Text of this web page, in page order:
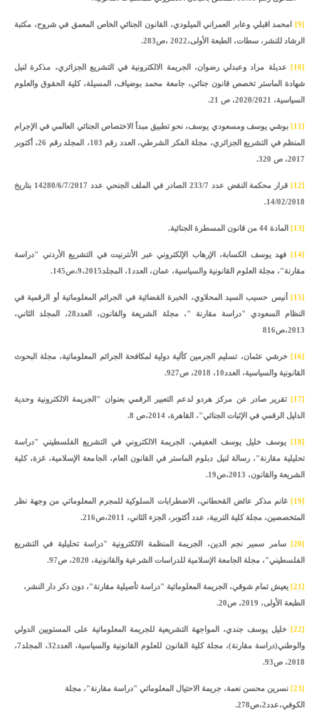
[9] امحمد اقبلي وعابر العمراني الميلودي، القانون الجنائي الخاص المعمق في شروح، مكتبة
الرشاد للنشر، سطات، الطبعة الأولى،2022 ،ص283.
[10] عديلة مراد وعبدلي رضوان، الجريمة الالكترونية في التشريع الجزائري، مذكرة لنيل
شهادة الماستر تخصص قانون جنائي، جامعة محمد بوضياف، المسيلة، كلية الحقوق والعلوم
السياسية، 2020/2021، ص 21.
[11] بوشي يوسف ومسعودي يوسف، نحو تطبيق مبدأ الاختصاص الجنائي العالمي في الإجرام
المنظم في التشريع الجزائري، مجلة الفكر الشرطي، العدد رقم 103، المجلد رقم 26، أكتوبر
2017، ص 320.
[12] قرار محكمة النقض عدد 233/7 الصادر في الملف الجنحي عدد 14280/6/7/2017 بتاريخ
14/02/2018.
[13] المادة 44 من قانون المسطرة الجنائية.
[14] فهد يوسف الكسابة، الإرهاب الإلكتروني عبر الأنترنيت في التشريع الأردني "دراسة
مقارنة"، مجلة العلوم القانونية والسياسية، عمان، العدد1، المجلد9،2015،ص145.
[15] أنيس حسيب السيد المحلاوي، الخبرة القضائية في الجرائم المعلوماتية أو الرقمية في
النظام السعودي "دراسة مقارنة "، مجلة الشريعة والقانون، العدد28، المجلد الثاني،
2013،ص816
[16] خرشي عثمان، تسليم الجرمين كألية دولية لمكافحة الجرائم المعلوماتية، مجلة البحوث
القانونية والسياسية، العدد10، 2018، ص927.
[17] تقرير صادر عن مركز هردو لدعم التعبير الرقمي بعنوان "الجريمة الالكترونية وحدية
الدليل الرقمي في الإثبات الجنائي"، القاهرة، 2014،ص 8.
[18] يوسف خليل يوسف العفيفي، الجريمة الالكتروني في التشريع الفلسطيني "دراسة
تحليلية مقارنة"، رسالة لنيل دبلوم الماستر في القانون العام، الجامعة الإسلامية، غزة، كلية
الشريعة والقانون، 2013،ص19.
[19] غانم مذكر عائض القحطاني، الاضطرابات السلوكية للمجرم المعلوماتي من وجهة نظر
المتخصصين، مجلة كلية التربية، عدد أكتوبر، الجزء الثاني، 2011،ص216.
[20] سامر سمير نجم الدين، الجريمة المنظمة الالكترونية "دراسة تحليلية في التشريع
الفلسطيني"، مجلة الجامعة الإسلامية للدراسات الشرعية والقانونية، 2020، ص97.
[21] يعيش تمام شوقي، الجريمة المعلوماتية "دراسة تأصيلية مقارنة"، دون دكر دار النشر،
الطبعة الأولى، 2019، ص20.
[22] خليل يوسف جندي، المواجهة التشريعية للجريمة المعلوماتية على المستويين الدولي
والوطني(دراسة مقارنة)، مجلة كلية القانون للعلوم القانونية والسياسية، العدد32، المجلد7،
2018، ص93.
[23] نسرين محسن نعمة، جريمة الاحتيال المعلوماتي "دراسة مقارنة"، مجلة
الكوفي،عدد2،ص278.